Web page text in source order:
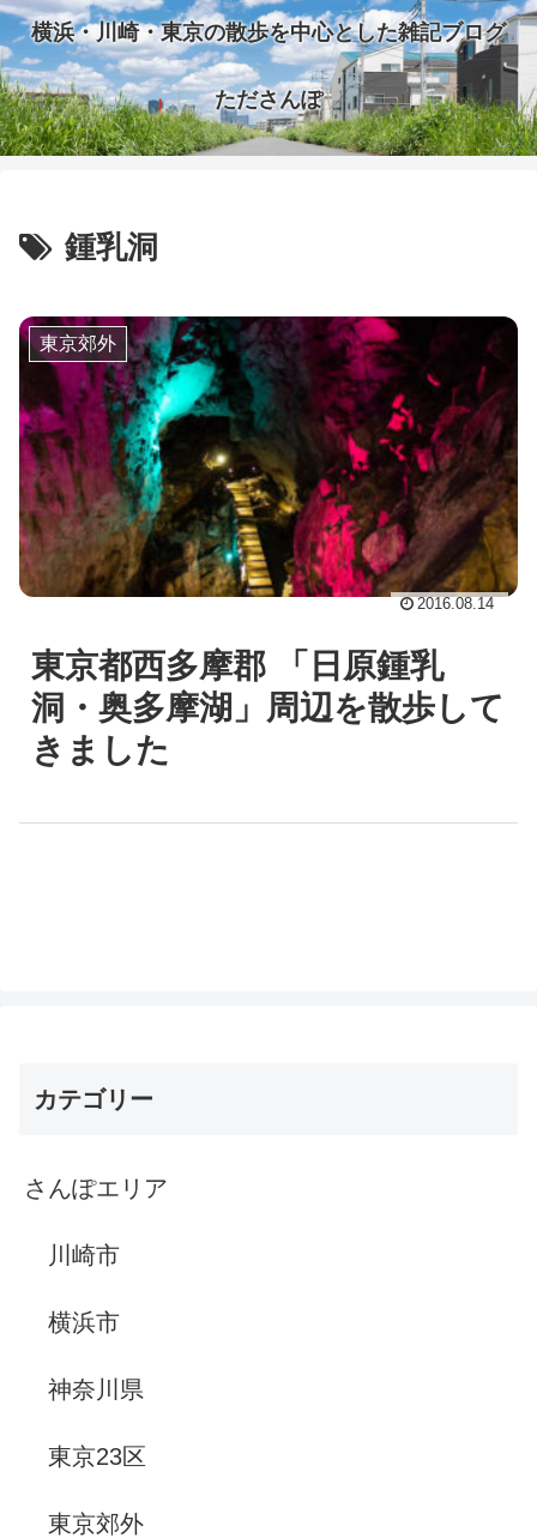
横浜・川崎・東京の散歩を中心とした雑記ブログ
たださんぽ
鍾乳洞
東京郊外
東京都西多摩郡 「日原鍾乳
洞・奥多摩湖」周辺を散歩して
きました
2016.08.14
カテゴリー
さんぽエリア
川崎市
横浜市
神奈川県
東京23区
東京郊外